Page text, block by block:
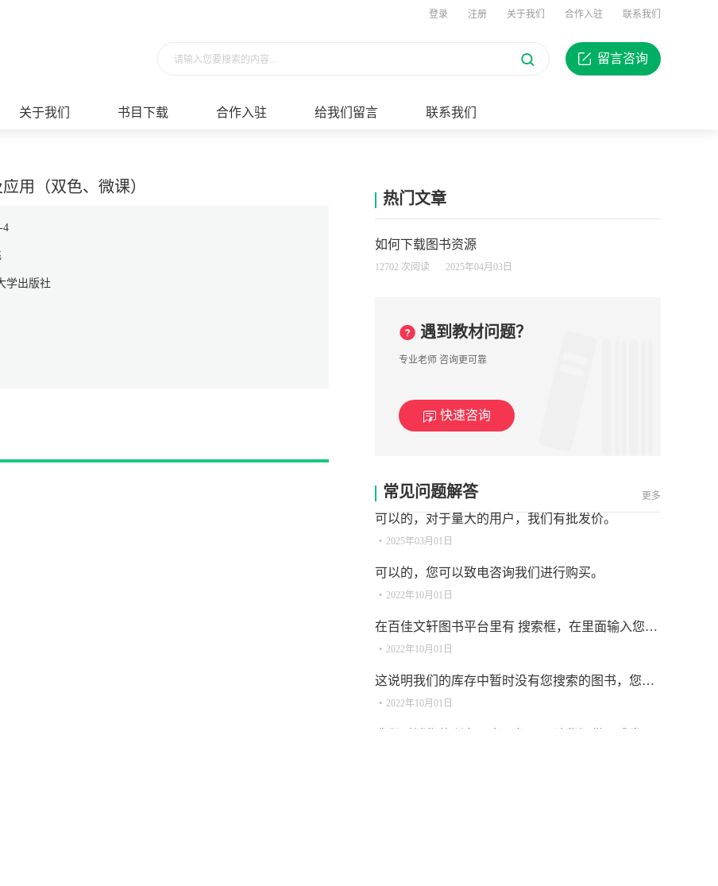
登录 注册 关于我们 合作入驻 联系我们
请输入您要搜索的内容... 留言咨询
关于我们 书目下载 合作入驻 给我们留言 联系我们
用（双色、微课）
4
学出版社
热门文章
如何下载图书资源
12702 次阅读 2025年04月03日
遇到教材问题？
专业老师 咨询更可靠
快速咨询
更多
常见问题解答
2025年03月05日
可以的，对于量大的用户，我们有批发价。
• 2025年03月01日
可以的，您可以致电咨询我们进行购买。
• 2022年10月01日
在百佳文轩图书平台里有 搜索框，在里面输入您要查找的图书名称 或 ISBN 或 作者 或 出版社，然后点击搜索按钮或回车键即可查到相关图书。
• 2022年10月01日
这说明我们的库存中暂时没有您搜索的图书，您可以致电联系我们进行反馈及购买。
• 2022年10月01日